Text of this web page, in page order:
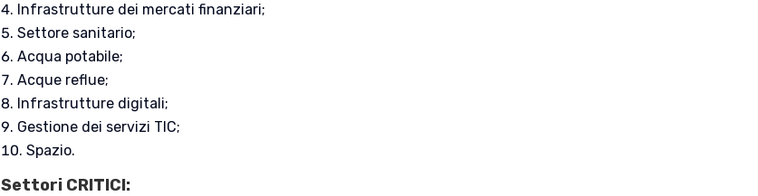
Infrastrutture dei mercati finanziari;
Settore sanitario;
Acqua potabile;
Acque reflue;
Infrastrutture digitali;
Gestione dei servizi TIC;
Spazio.
Settori CRITICI: